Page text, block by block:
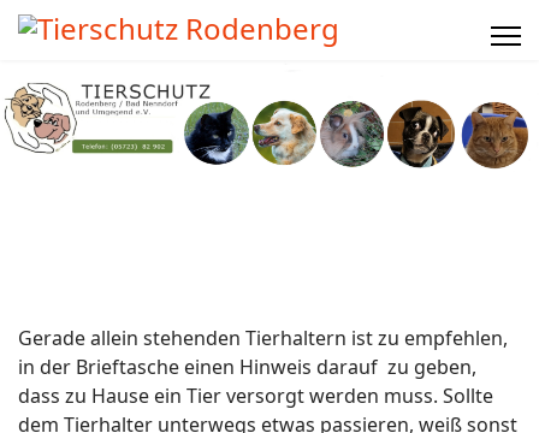
Gerade allein stehenden Tierhaltern ist zu empfehlen,
in der Brieftasche einen Hinweis darauf zu geben,
dass zu Hause ein Tier versorgt werden muss. Sollte
dem Tierhalter unterwegs etwas passieren, weiß sonst